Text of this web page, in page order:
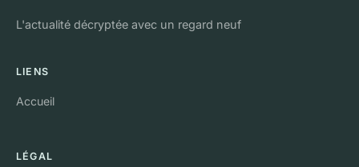
L'actualité décryptée avec un regard neuf
LIENS
Accueil
LÉGAL